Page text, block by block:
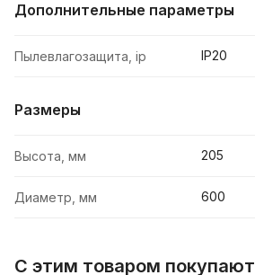
Дополнительные параметры
Пылевлагозащита, ip IP20
Размеры
Высота, мм 205
Диаметр, мм 600
С этим товаром покупают